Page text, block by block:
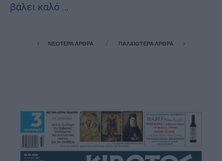
βά­λει καλό …
ΝΕΌΤΕΡΑ ΆΡΘΡΑ ΠΑΛΑΙΌΤΕΡΑ ΆΡΘΡΑ